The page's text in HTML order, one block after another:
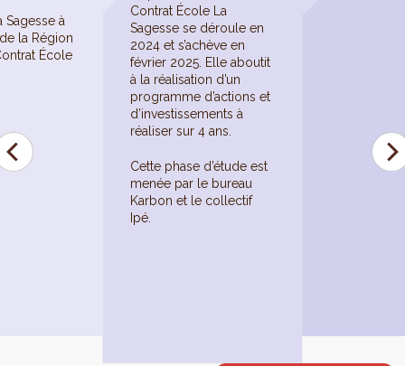
Sagesse à
la Région
École
Contrat École La
Sagesse se déroule en
2024 et s’achève en
février 2025. Elle aboutit
à la réalisation d’un
programme d’actions et
d’investissements à
réaliser sur 4 ans.
Cette phase d’étude est
menée par le bureau
Karbon et le collectif
Ipé.